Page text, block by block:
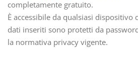
completamente gratuito.
È accessibile da qualsiasi dispositivo
dati inseriti sono protetti da
la normativa privacy vigente.